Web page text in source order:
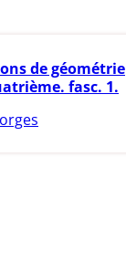
de géométrie
fasc. 1.